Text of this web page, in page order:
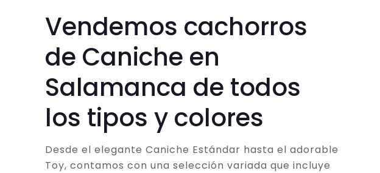
Vendemos cachorros
de Caniche en
Salamanca de todos
los tipos y colores
Desde el elegante Caniche Estándar hasta el adorable
Toy, contamos con una selección variada que incluye